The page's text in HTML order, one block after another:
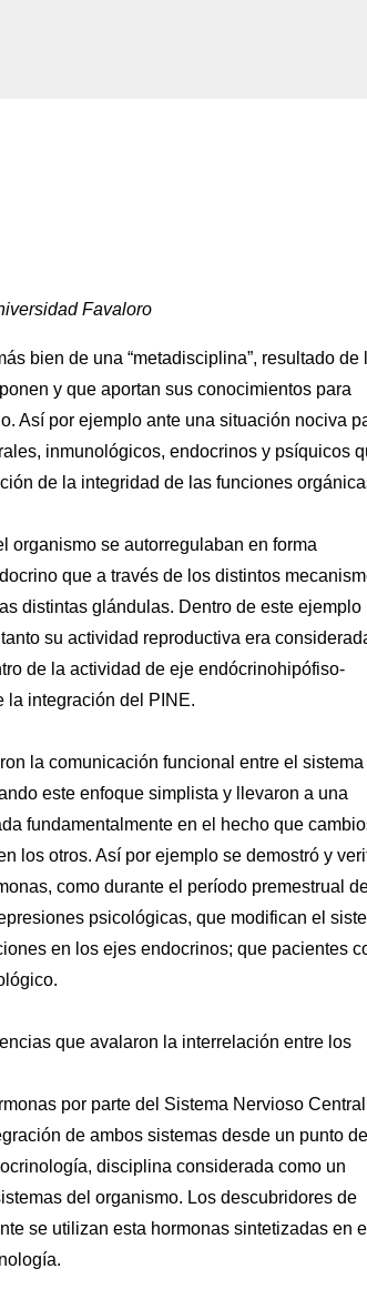
Favaloro
bien de una “metadisciplina”, resultado de
y que aportan sus conocimientos para
Así por ejemplo ante una situación nociva
inmunológicos, endocrinos y psíquicos
de la integridad de las funciones
organismo se autorregulaban en forma
que a través de los distintos
distintas glándulas. Dentro de este ejemplo
su actividad reproductiva era
de la actividad de eje endócrinohipófiso-
la integración del PINE.
la comunicación funcional entre el sistema
este enfoque simplista y llevaron a una
fundamentalmente en el hecho que
los otros. Así por ejemplo se demostró y
como durante el período premestrual
psicológicas, que modifican el
en los ejes endocrinos; que pacientes
que avalaron la interrelación entre los
por parte del Sistema Nervioso Central
de ambos sistemas desde un punto de
disciplina considerada como un
del organismo. Los descubridores de
se utilizan esta hormonas sintetizadas en el